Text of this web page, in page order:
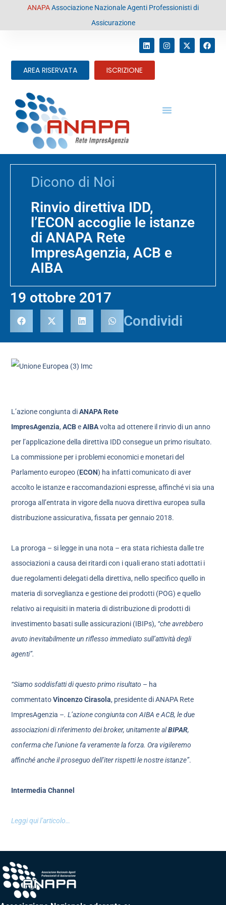
contenutoANAPAAssociazione Nazionale Agenti Professionisti di
Assicurazione
AREA RISERVATA ISCRIZIONE
Dicono di Noi
Rinvio direttiva IDD,
l’ECON accoglie le istanze
di ANAPA Rete
ImpresAgenzia, ACB e
AIBA
19 ottobre 2017
Condividi
L’azione congiunta diANAPA Rete
ImpresAgenzia,ACBeAIBAvolta ad ottenere il rinvio di un anno
per l’applicazione della direttiva IDD consegue un primo risultato.
La commissione per i problemi economici e monetari del
Parlamento europeo (ECON) ha infatti comunicato di aver
accolto le istanze e raccomandazioni espresse, affinché vi sia una
proroga all’entrata in vigore della nuova direttiva europea sulla
distribuzione assicurativa, fissata per gennaio 2018.
La proroga – si legge in una nota – era stata richiesta dalle tre
associazioni a causa dei ritardi con i quali erano stati adottati i
due regolamenti delegati della direttiva, nello specifico quello in
materia di sorveglianza e gestione dei prodotti (POG) e quello
relativo ai requisiti in materia di distribuzione di prodotti di
investimento basati sulle assicurazioni (IBIPs), “che avrebbero
avuto inevitabilmente un riflesso immediato sull’attività degli
agenti”.
“Siamo soddisfatti di questo primo risultato – ha
commentatoVincenzo Cirasola, presidente di ANAPA Rete
ImpresAgenzia –. L’azione congiunta con AIBA e ACB, le due
associazioni di riferimento dei broker, unitamente alBIPAR,
conferma che l’unione fa veramente la forza. Ora vigileremo
affinché anche il proseguo dell’iter rispetti le nostre istanze”.
Intermedia Channel
Leggi qui l’articolo…